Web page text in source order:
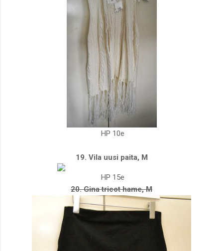
HP 10e
19. Vila uusi paita, M
HP 15e
20. Gina tricot hame, M